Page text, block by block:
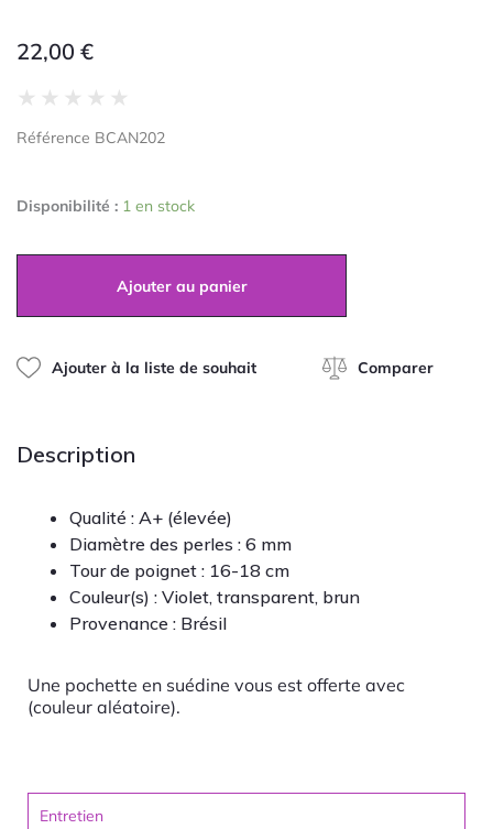
22,00 €
★ ★ ★ ★ ★
sur
Référence BCAN202
Disponibilité : 1 en stock
de
Super
Ajouter au panier
Ajouter à la liste de souhait Comparer
Description
Qualité : A+ (élevée)
Diamètre des perles : 6 mm
Tour de poignet : 16-18 cm
Couleur(s) : Violet, transparent, brun
Provenance : Brésil
Une pochette en suédine vous est offerte avec
(couleur aléatoire).
Entretien